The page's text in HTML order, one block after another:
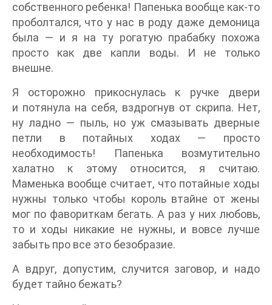
собственного ребенка! Папенька вообще как-то
проболтался, что у нас в роду даже демоница
была — и я на ту рогатую прабабку похожа
просто как две капли воды. И не только
внешне.
Я осторожно прикоснулась к ручке двери
и потянула на себя, вздрогнув от скрипа. Нет,
ну ладно — пыль, но уж смазывать дверные
петли в потайных ходах — просто
необходимость! Папенька возмутительно
халатно к этому относится, я считаю.
Маменька вообще считает, что потайные ходы
нужны только чтобы король втайне от жены
мог по фавориткам бегать. А раз у них любовь,
то и ходы никакие не нужны, и вовсе лучше
забыть про все это безобразие.
А вдруг, допустим, случится заговор, и надо
будет тайно бежать?